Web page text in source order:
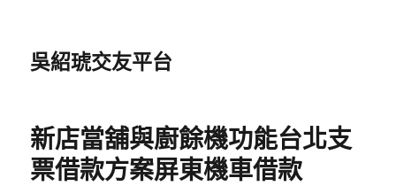
吳紹琥交友平台
新店當舖與廚餘機功能台北支
票借款方案屏東機車借款